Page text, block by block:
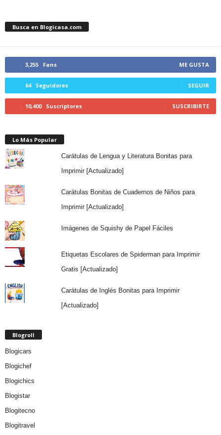
Busca en Blogicasa.com
3,255 Fans ME GUSTA
64 Seguidores SEGUIR
10,400 Suscriptores SUSCRIBIRTE
Lo Más Popular
Carátulas de Lengua y Literatura Bonitas para
Imprimir [Actualizado]
Carátulas Bonitas de Cuadernos de Niños para
Imprimir [Actualizado]
Imágenes de Squishy de Papel Fáciles
Etiquetas Escolares de Spiderman para Imprimir
Gratis [Actualizado]
Carátulas de Inglés Bonitas para Imprimir
[Actualizado]
Blogroll
Blogicars
Blogichef
Blogichics
Blogistar
Blogitecno
Blogitravel